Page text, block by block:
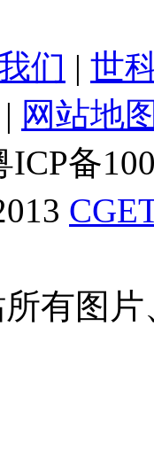
们 | 世
| 网站地
ICP备
有图